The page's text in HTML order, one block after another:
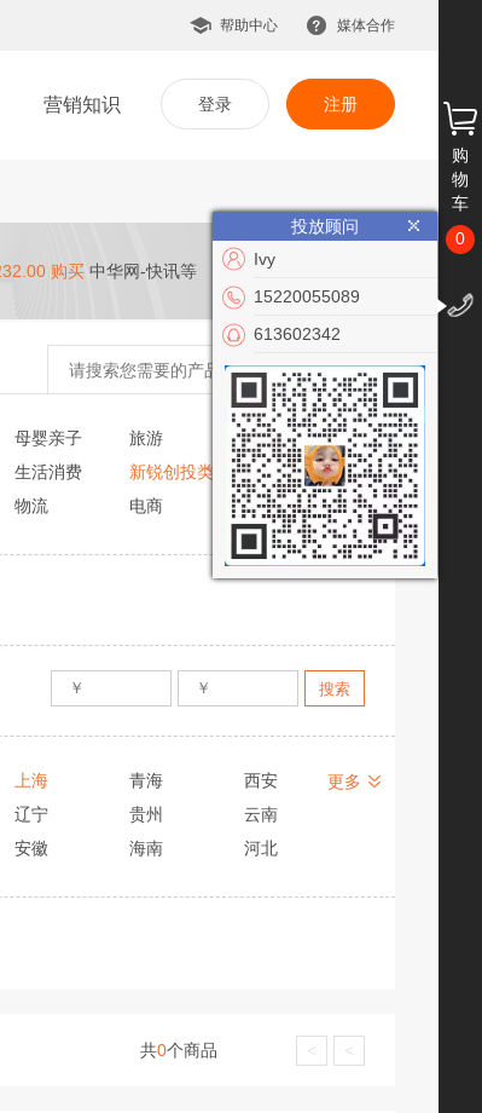
帮助中心 媒体合作
登录 注册
营销知识
购买 中华网-快讯等
母婴亲子 旅游
文化艺术
生活消费 新锐创投类
党建政务
物流 电商
VR/AR
公益慈善
上海 青海
西安
辽宁 贵州
云南
安徽 海南
河北
更多
< <
共0个商品
购
物
车
0
投放顾问
Ivy
15220055089
613602342